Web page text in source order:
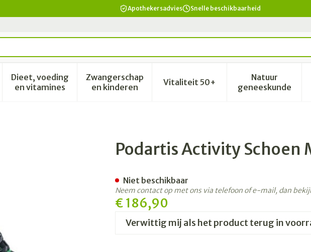
Apothekersadvies Snelle beschikbaarheid
voor Schoonheid, verzorging en hygiëne categorie
Dieet, voeding
en vitaminesToon submenu voor Dieet, voeding en vitamines categorie
Zwangerschap
en kinderenToon submenu voor Zwangerschap en kinderen
Vitaliteit 50+Toon submenu voor Vitaliteit
Natuur
geneeskunde
Toon
Man Zwart 43 W:xl
Podartis Activity Schoen
€ 186,90
Verwittig mij als het product terug in
Niet beschikbaar
Neem contact op met ons via telefoon of e-mail, dan